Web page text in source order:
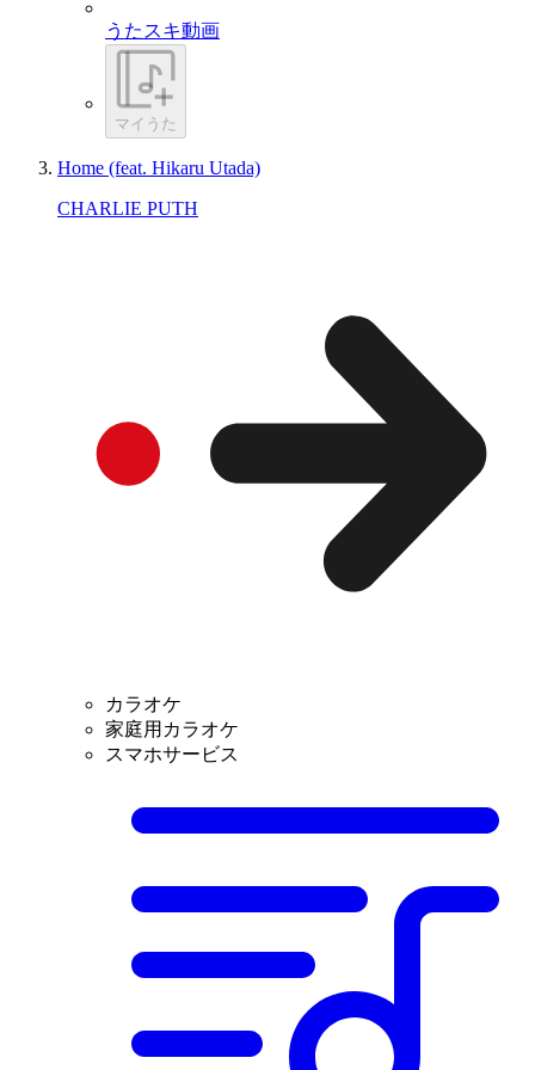
うたスキ動画
マイうた
Home (feat. Hikaru Utada)
CHARLIE PUTH
カラオケ
家庭用カラオケ
スマホサービス